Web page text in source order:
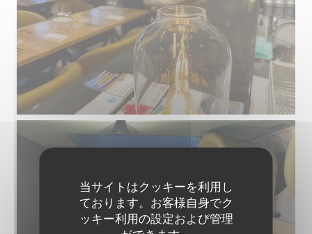
当サイトはクッキーを利用し
ております。お客様自身でク
ッキー利用の設定および管理